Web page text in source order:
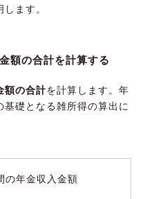
ます。
額の合計を計算する
額の合計を計算します。年
礎となる雑所得の算出に
の年金収入金額